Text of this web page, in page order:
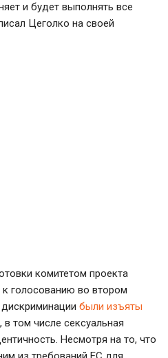
и будет выполнять все
Цеголко на своей
комитетом проекта
голосованию во втором
дискриминации были изъяты
, в том числе сексуальная
Несмотря на то, что